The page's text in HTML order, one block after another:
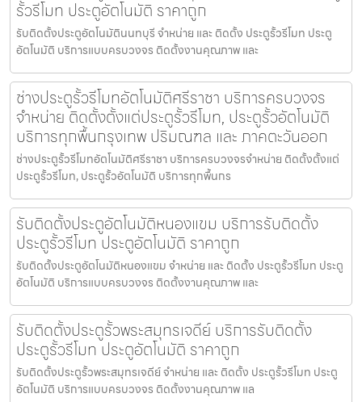
รั้วรีโมท ประตูอัตโนมัติ ราคาถูก
รับติดตั้งประตูอัตโนมัตินนทบุรี จำหน่าย และ ติดตั้ง ประตูรั้วรีโมท ประตู
อัตโนมัติ บริการแบบครบวงจร ติดตั้งงานคุณภาพ และ
ช่างประตูรั้วรีโมทอัตโนมัติศรีราชา บริการครบวงจร
จำหน่าย ติดตั้งตั้งแต่ประตูรั้วรีโมท, ประตูรั้วอัตโนมัติ
บริการทุกพื้นกรุงเทพ ปริมณฑล และ ภาคตะวันออก
ช่างประตูรั้วรีโมทอัตโนมัติศรีราชา บริการครบวงจรจำหน่าย ติดตั้งตั้งแต่
ประตูรั้วรีโมท, ประตูรั้วอัตโนมัติ บริการทุกพื้นกร
รับติดตั้งประตูอัตโนมัติหนองแขม บริการรับติดตั้ง
ประตูรั้วรีโมท ประตูอัตโนมัติ ราคาถูก
รับติดตั้งประตูอัตโนมัติหนองแขม จำหน่าย และ ติดตั้ง ประตูรั้วรีโมท ประตู
อัตโนมัติ บริการแบบครบวงจร ติดตั้งงานคุณภาพ และ
รับติดตั้งประตูรั้วพระสมุทรเจดีย์ บริการรับติดตั้ง
ประตูรั้วรีโมท ประตูอัตโนมัติ ราคาถูก
รับติดตั้งประตูรั้วพระสมุทรเจดีย์ จำหน่าย และ ติดตั้ง ประตูรั้วรีโมท ประตู
อัตโนมัติ บริการแบบครบวงจร ติดตั้งงานคุณภาพ แล